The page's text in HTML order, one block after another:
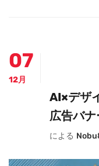
07
12月
AI×デザ
広告バ
による